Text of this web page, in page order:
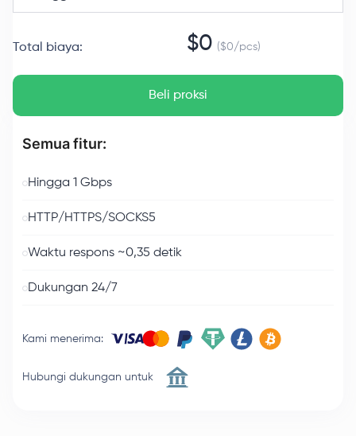
Total biaya: $0 ($0/pcs)
Beli proksi
Semua fitur:
Hingga 1 Gbps
HTTP/HTTPS/SOCKS5
Waktu respons ~0,35 detik
Dukungan 24/7
Kami menerima:
Hubungi dukungan untuk